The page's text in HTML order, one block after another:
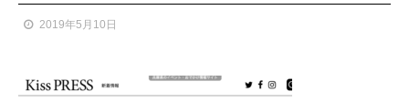
2019年5月10日